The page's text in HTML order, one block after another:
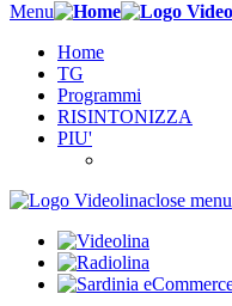
Menu
Home
TG
Programmi
RISINTONIZZA
PIU'
close menu